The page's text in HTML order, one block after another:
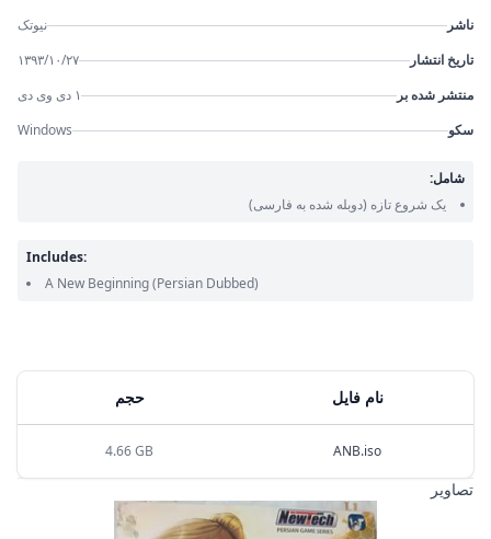
نام فایل حجم
ANB.iso
4.66 GB
تصاویر
ناشر
نیوتک
تاریخ انتشار
۱۳۹۳/۱۰/۲۷
منتشر شده بر
۱ دی وی دی
سکو
Windows
شامل:
یک شروع تازه (دوبله شده به فارسی)
Includes:
A New Beginning(Persian Dubbed)